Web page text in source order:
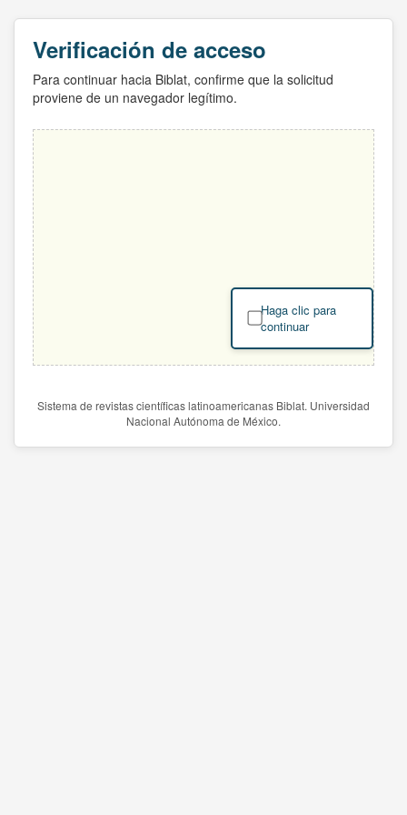
Verificación de acceso
Para continuar hacia Biblat, confirme que la solicitud
proviene de un navegador legítimo.
Haga clic para
continuar
Sistema de revistas científicas latinoamericanas Biblat. Universidad
Nacional Autónoma de México.